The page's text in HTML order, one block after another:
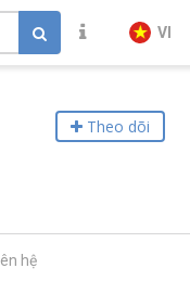
VI
Theo dõi
hệ